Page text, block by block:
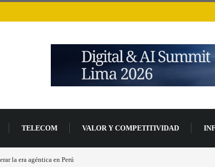
TELECOM VALOR Y COMPETITIVIDAD